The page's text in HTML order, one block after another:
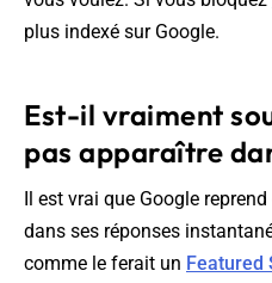
plus indexé sur Google.
Est-il vraiment
pas apparaître
Il est vrai que Google
dans ses réponses
comme le ferait un Featured